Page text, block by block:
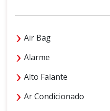
Air Bag
Alarme
Alto Falante
Ar Condicionado